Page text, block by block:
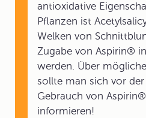
antioxidative
Pflanzen ist
Welken von
Zugabe von Aspirin®
werden. Über
sollte man sich vor
Gebrauch von
informieren!